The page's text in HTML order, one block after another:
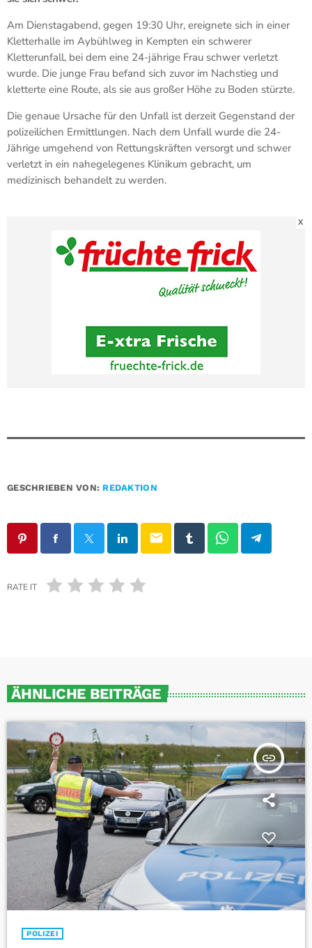
Am Dienstagabend, gegen 19:30 Uhr, ereignete sich in einer
Kletterhalle im Aybühlweg in Kempten ein schwerer
Kletterunfall, bei dem eine 24-jährige Frau schwer verletzt
wurde. Die junge Frau befand sich zuvor im Nachstieg und
kletterte eine Route, als sie aus großer Höhe zu Boden stürzte.
Die genaue Ursache für den Unfall ist derzeit Gegenstand der
polizeilichen Ermittlungen. Nach dem Unfall wurde die 24-
Jährige umgehend von Rettungskräften versorgt und schwer
verletzt in ein nahegelegenes Klinikum gebracht, um
medizinisch behandelt zu werden.
X
GESCHRIEBEN VON: REDAKTION
email
RATE IT
ÄHNLICHE BEITRÄGE
insert_link
POLIZEI